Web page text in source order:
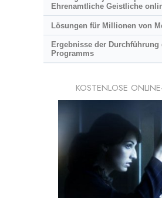
Ehrenamtliche Geistliche
Lösungen für Millionen von
Ergebnisse der Durchführung
Programms
KOSTENLOSE